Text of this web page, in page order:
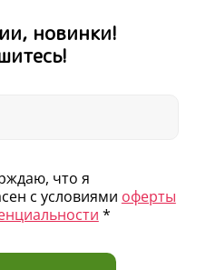
новинки!
что я
с условиями оферты
*